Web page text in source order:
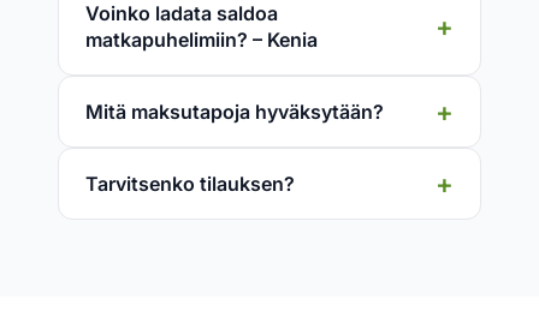
Voinko ladata saldoa
matkapuhelimiin? – Kenia
Mitä maksutapoja hyväksytään?
Tarvitsenko tilauksen?